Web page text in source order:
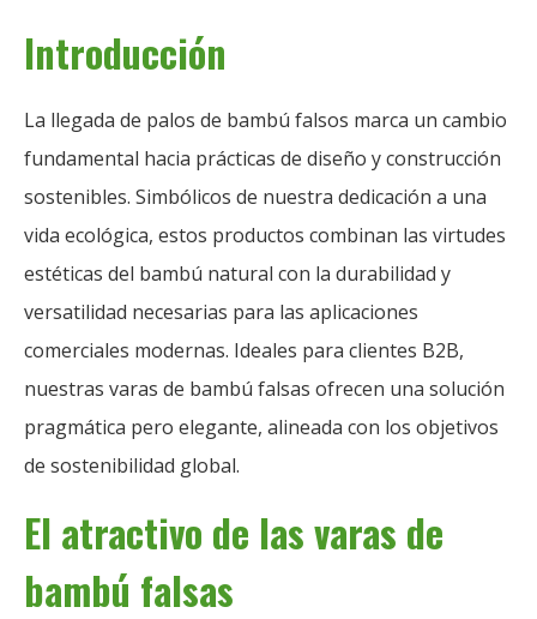
Introducción
La llegada de palos de bambú falsos marca un cambio
fundamental hacia prácticas de diseño y construcción
sostenibles. Simbólicos de nuestra dedicación a una
vida ecológica, estos productos combinan las virtudes
estéticas del bambú natural con la durabilidad y
versatilidad necesarias para las aplicaciones
comerciales modernas. Ideales para clientes B2B,
nuestras varas de bambú falsas ofrecen una solución
pragmática pero elegante, alineada con los objetivos
de sostenibilidad global.
El atractivo de las varas de
bambú falsas